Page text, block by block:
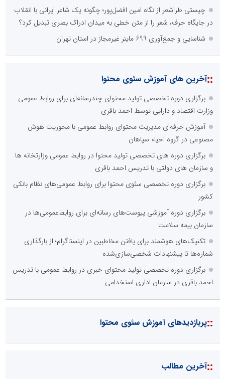
چیستی طراشعر از نگاه امین افضل‌پور؛ چگونه یک شاعر ایرانی با انقلاب
در جایگاه حرف، شعر را از متن خطی به میدان ادراک بصری تبدیل کرد؟
شناسایی و جمع‌آوری 699 ماینر غیرمجاز در استان تهران
::آخرین های آموزش سئوی محتوا
برگزاری دوره تخصصی تولید محتوای چندرسانه‌ای برای روابط عمومی
وزارت اقتصاد و دارایی توسط احمد باقری
آموزش حرفه‌ای مدیریت محتوای روابط عمومی با محوریت هوش
مصنوعی در گروه احیاء سپاهان
برگزاری دوره های تخصصی تولید محتوا در روابط عمومی وزارتخانه ها
و سازمان های دولتی با تدریس احمد باقری
برگزاری دوره تخصصی سئوی محتوا برای روابط عمومی‌های نظام بانکی
کشور
برگزاری دوره آموزشی پیوست‌های رسانه‌ای برای روابط‌عمومی‌ها در
سازمان بیمه سلامت
تکنیک‌های هوشمند برای یافتن مخاطبین در اینستاگرام؛ از بارگذاری
شماره‌ها تا پیشنهادات شخصی‌سازی‌شده
برگزاری دوره تخصصی تولید محتوای خبری در روابط عمومی با تدریس
احمد باقری در سازمان اداری استخدامی
::پربازدیدهای آموزش سئوی محتوا
::آخرین مطالب